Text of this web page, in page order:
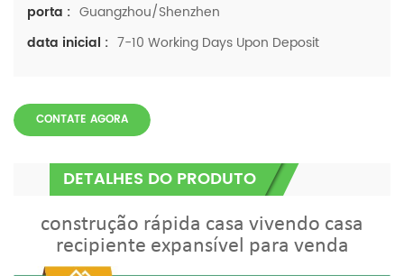
porta : Guangzhou/Shenzhen
data inicial : 7-10 Working Days Upon Deposit
CONTATE AGORA
DETALHES DO PRODUTO
construção rápida casa vivendo casa
recipiente expansível para venda